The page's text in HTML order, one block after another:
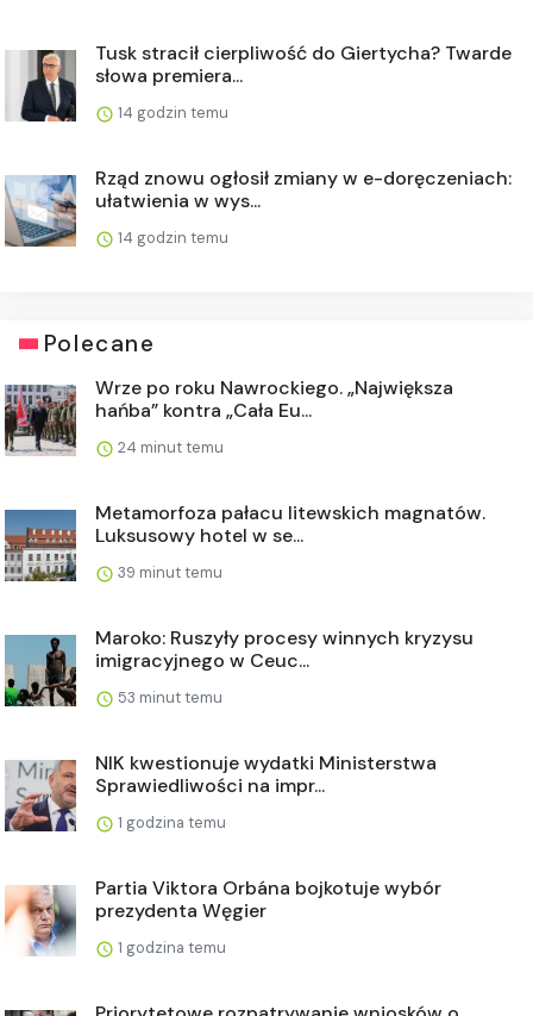
Tusk stracił cierpliwość do Giertycha? Twarde
słowa premiera...
14 godzin temu
Rząd znowu ogłosił zmiany w e-doręczeniach:
ułatwienia w wys...
14 godzin temu
Polecane
Wrze po roku Nawrockiego. „Największa
hańba” kontra „Cała Eu...
24 minut temu
Metamorfoza pałacu litewskich magnatów.
Luksusowy hotel w se...
39 minut temu
Maroko: Ruszyły procesy winnych kryzysu
imigracyjnego w Ceuc...
53 minut temu
NIK kwestionuje wydatki Ministerstwa
Sprawiedliwości na impr...
1 godzina temu
Partia Viktora Orbána bojkotuje wybór
prezydenta Węgier
1 godzina temu